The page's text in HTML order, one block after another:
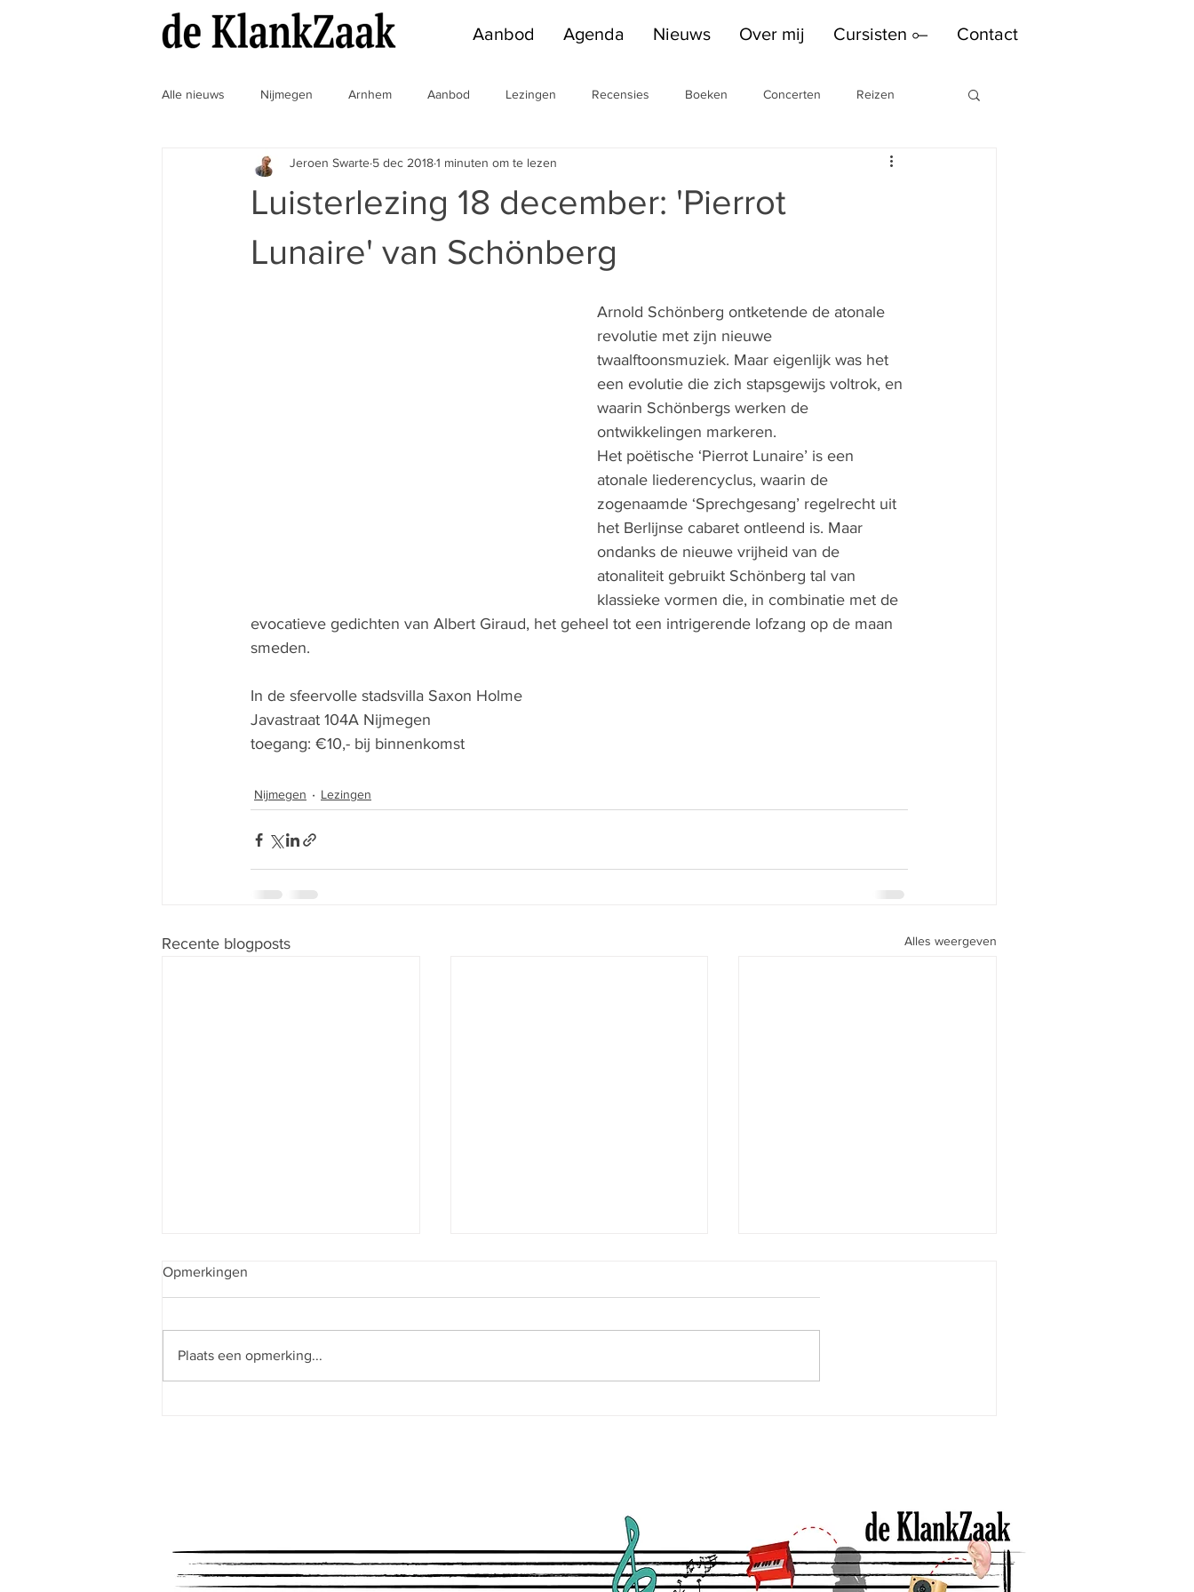
Aanbod Agenda Nieuws Over mij Cursisten ⟜ Contact
Alle nieuws Nijmegen Arnhem Aanbod Lezingen Recensies Boeken Concerten Reizen
MuzikaalVaccin Nieuws Fabriek Inleidingen
Luisterlezing 18 december: 'Pierrot
Lunaire' van Schönberg
Jeroen Swarte 5 dec 20181 minuten om te lezen
Arnold Schönberg ontketende de atonale
revolutie met zijn nieuwe
twaalftoonsmuziek. Maar eigenlijk was het
een evolutie die zich stapsgewijs voltrok, en
waarin Schönbergs werken de
ontwikkelingen markeren.
Het poëtische ‘Pierrot Lunaire’ is een
atonale liederencyclus, waarin de
zogenaamde ‘Sprechgesang’ regelrecht uit
het Berlijnse cabaret ontleend is. Maar
ondanks de nieuwe vrijheid van de
atonaliteit gebruikt Schönberg tal van
klassieke vormen die, in combinatie met de
evocatieve gedichten van Albert Giraud, het geheel tot een intrigerende lofzang op de maan
smeden.
In de sfeervolle stadsvilla Saxon Holme
Javastraat 104A Nijmegen
toegang: €10,- bij binnenkomst
Nijmegen Lezingen
Recente blogposts Alles weergeven
Opmerkingen
Plaats een opmerking...